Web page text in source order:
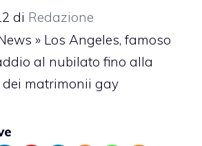
di Redazione
» Los Angeles, famoso
al nubilato fino alla
matrimonii gay